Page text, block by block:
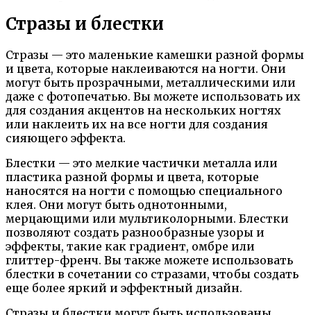
Стразы и блестки
Стразы — это маленькие камешки разной формы
и цвета, которые наклеиваются на ногти. Они
могут быть прозрачными, металлическими или
даже с фотопечатью. Вы можете использовать их
для создания акцентов на нескольких ногтях
или наклеить их на все ногти для создания
сияющего эффекта.
Блестки — это мелкие частички металла или
пластика разной формы и цвета, которые
наносятся на ногти с помощью специального
клея. Они могут быть однотонными,
мерцающими или мультиколорными. Блестки
позволяют создать разнообразные узоры и
эффекты, такие как градиент, омбре или
глиттер-френч. Вы также можете использовать
блестки в сочетании со стразами, чтобы создать
еще более яркий и эффектный дизайн.